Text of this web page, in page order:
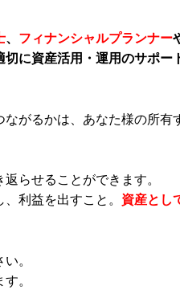
、 フィナンシャルプランナー
に資産活用・運用のサポー
がるかは、あなた様の所有
らせることができます。
利益を出すこと。 資産とし
。
。